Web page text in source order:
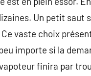
Un petit saut
vaste choix
importe si la
finira par